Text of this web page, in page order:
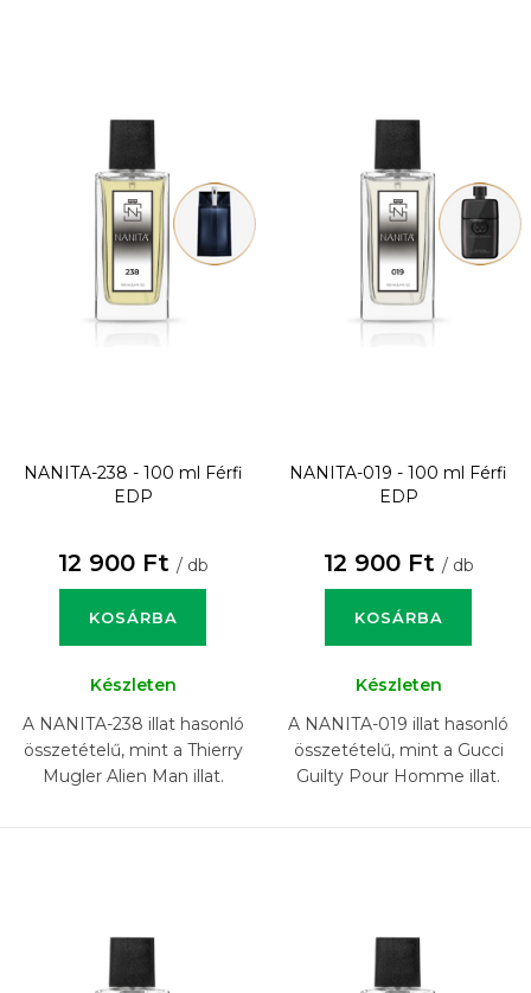
NANITA-238 - 100 ml
Férfi
EDP
12 900 Ft / db
KOSÁRBA
Készleten
A NANITA-238 illat hasonló
összetételű, mint a Thierry
Mugler Alien Man illat.
NANITA-019 - 100 ml
Férfi
EDP
12 900 Ft / db
KOSÁRBA
Készleten
A NANITA-019 illat hasonló
összetételű, mint a Gucci
Guilty Pour Homme illat.